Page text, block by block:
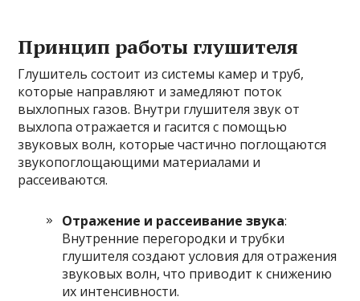
Принцип работы глушителя
Глушитель состоит из системы камер и труб,
которые направляют и замедляют поток
выхлопных газов. Внутри глушителя звук от
выхлопа отражается и гасится с помощью
звуковых волн, которые частично поглощаются
звукопоглощающими материалами и
рассеиваются.
Отражение и рассеивание звука:
Внутренние перегородки и трубки
глушителя создают условия для отражения
звуковых волн, что приводит к снижению
их интенсивности.